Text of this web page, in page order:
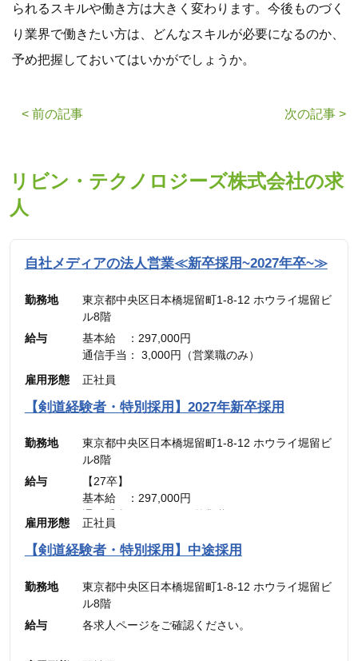
られるスキルや働き方は大きく変わります。今後ものづく
り業界で働きたい方は、どんなスキルが必要になるのか、
予め把握しておいてはいかがでしょうか。
< 前の記事 次の記事 >
リビン・テクノロジーズ株式会社の求
人
自社メディアの法人営業≪新卒採用~2027年卒~≫
勤務地
東京都中央区日本橋堀留町1-8-12 ホウライ堀留ビ
ル8階
給与
基本給 ：297,000円
通信手当： 3,000円（営業職のみ）
———————————
合計 ：300,000円 ＋ インセンティブ
※45時間分の見込み残業代(77,700円)を含む
雇用形態 正社員
【剣道経験者・特別採用】2027年新卒採用
勤務地
東京都中央区日本橋堀留町1-8-12 ホウライ堀留ビ
ル8階
給与
【27卒】
基本給 ：297,000円
通信手当： 3,000円（営業職のみ）
———————————
合計 ：300,000円 ＋ インセンティブ
雇用形態 正社員
【剣道経験者・特別採用】中途採用
勤務地
東京都中央区日本橋堀留町1-8-12 ホウライ堀留ビ
ル8階
給与
各求人ページをご確認ください。